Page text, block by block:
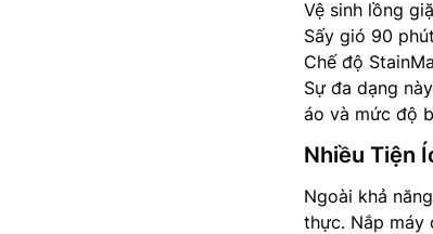
Vệ sinh lồng
Sấy gió 90
Chế độ
Sự đa dạng
áo và mức độ
Nhiều Tiện
Ngoài khả
thực. Nắp máy